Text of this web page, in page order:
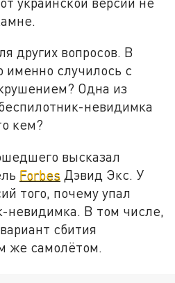
других вопросов. В
именно случилось с
Одна из
невидимка
кем?
высказал
Forbes Дэвид Экс. У
того, почему упал
невидимка. В том числе,
сбития
же самолётом.